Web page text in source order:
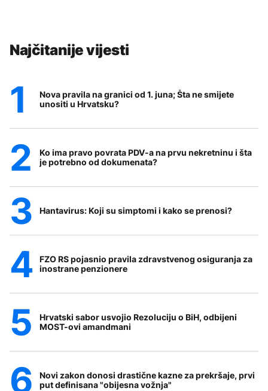
Najčitanije vijesti
Nova pravila na granici od 1. juna; Šta ne smijete
unositi u Hrvatsku?
Ko ima pravo povrata PDV-a na prvu nekretninu i šta
je potrebno od dokumenata?
Hantavirus: Koji su simptomi i kako se prenosi?
FZO RS pojasnio pravila zdravstvenog osiguranja za
inostrane penzionere
Hrvatski sabor usvojio Rezoluciju o BiH, odbijeni
MOST-ovi amandmani
Novi zakon donosi drastične kazne za prekršaje, prvi
put definisana "obijesna vožnja"